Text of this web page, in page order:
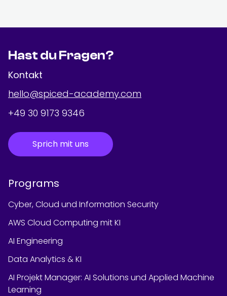
Hast du Fragen?
Kontakt
hello@spiced-academy.com
+49 30 9173 9346
Sprich mit uns
Programs
Cyber, Cloud und Information Security
AWS Cloud Computing mit KI
AI Engineering
Data Analytics & KI
AI Projekt Manager: AI Solutions und Applied Machine
Learning